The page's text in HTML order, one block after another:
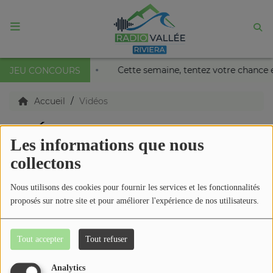
Les informations que nous
collectons
Nous utilisons des cookies pour fournir les services et les fonctionnalités
proposés sur notre site et pour améliorer l'expérience de nos utilisateurs.
Tout accepter Tout refuser
Analytics
JEU CONCOURS
Nikaïa de Nice ! Cette semaine, tentez votre
ACCUEIL
Agenda
Emissions
Podcasts
Accueil Vidéos
VIDÉOS